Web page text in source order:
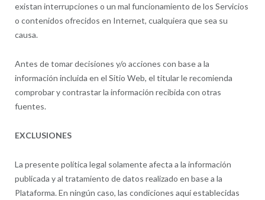
existan interrupciones o un mal funcionamiento de los Servicios
o contenidos ofrecidos en Internet, cualquiera que sea su
causa.
Antes de tomar decisiones y/o acciones con base a la
información incluida en el Sitio Web, el titular le recomienda
comprobar y contrastar la información recibida con otras
fuentes.
EXCLUSIONES
La presente política legal solamente afecta a la información
publicada y al tratamiento de datos realizado en base a la
Plataforma. En ningún caso, las condiciones aquí establecidas